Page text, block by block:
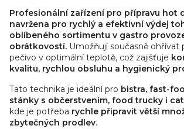
samostatné...
v
l
á
d
a
c
í
p
r
Profesionální zařízení pro přípravu hot
navržena pro rychlý a efektivní výdej
oblíbeného sortimentu v gastro
obrátkovostí. Umožňují současně ohřívat
pečivo v optimální teplotě, což zajišťuje
kvalitu, rychlou obsluhu a hygienický
Tato technika je ideální pro bistra, fast-
stánky s občerstvením, food trucky i
kde je potřeba rychle připravit větší
zbytečných prodlev.